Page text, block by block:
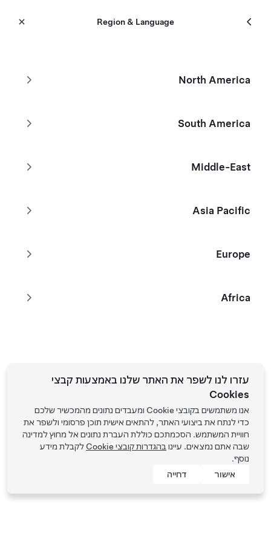
Tesla תפריט Region & Language
North America
South America
Middle-East
Asia Pacific
Europe
Africa
מסננים
לא מוצאים את ה-Tesla שאתם מחפשים?
עזרו לנו לשפר את האתר שלנו באמצעות קבצי
Cookies
אנו משתמשים בקובצי Cookie ומעבדים נתונים מהמכשיר שלכם
כדי לנתח את ביצועי האתר, להתאים אישית תוכן פרסומי ולשפר את
חוויית המשתמש. הסכמתכם כוללת העברת נתונים אל מחוץ למדינה
שבה אתם נמצאים. עיינו בהגדרות קובצי Cookie
לקבלת מידע
נוסף.
אישור
דחייה